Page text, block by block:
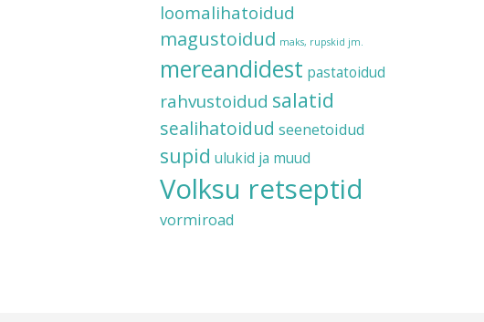
loomalihatoidud
magustoidud maks, rupskid jm.
mereandidest pastatoidud
rahvustoidud salatid
sealihatoidud seenetoidud
supid ulukid ja muud
Volksu retseptid
vormiroad